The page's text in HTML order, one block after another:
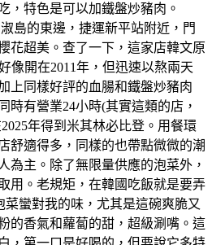
，特色是可以加鐵盤炒豬肉。
島的東邊，捷運新平站附近，門
花超美。查了一下，這家店韓文原
像開在2011年，但迅速以熬兩天
上同樣好評的血腸和鐵盤炒豬肉
時有營業24小時(其實這類的店，
年得到米其林必比登。用餐環
舒適得多，同樣的也帶點微微的潮
為主。除了無限量供應的泡菜外，
用。老規矩，在韓國吃飯就是要弄
蠻對我的味，尤其是這碗爽脆又
的香氣和蘿蔔的甜，超級涮嘴。這